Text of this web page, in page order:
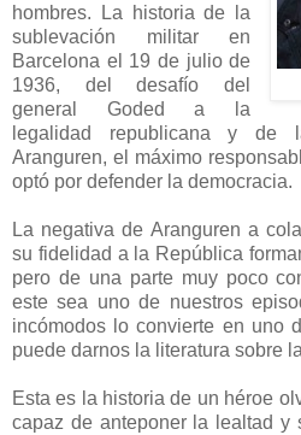
hombres. La historia de la
sublevación militar en
Barcelona el 19 de julio de
1936, del desafío del
general Goded a la
legalidad republicana y de
Aranguren, el máximo
optó por defender la democracia.
La negativa de Aranguren a
su fidelidad a la República
pero de una parte muy poco
este sea uno de nuestros
incómodos lo convierte en uno
puede darnos la literatura sobre
Esta es la historia de un héroe
capaz de anteponer la lealtad y